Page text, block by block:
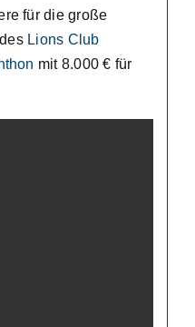
für die große
Lions Club
mit 8.000 € für